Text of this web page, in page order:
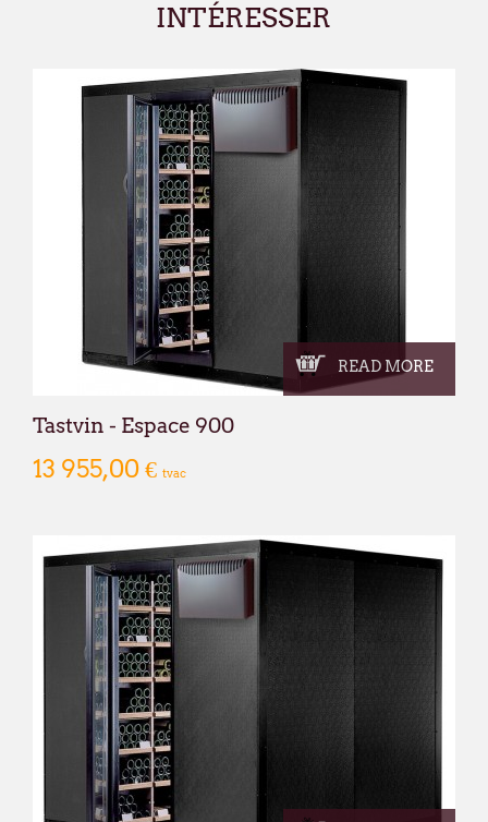
INTÉRESSER
READ MORE
Tastvin - Espace 900
13 955,00 € tvac